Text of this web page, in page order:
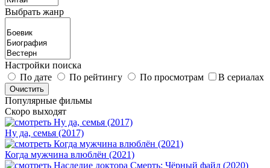
Выбрать жанр
Настройки поиска
По дате
По рейтингу По просмотрам В сериалах
Популярные фильмы
Скоро выходят
Ну да, семья (2017)
Когда мужчина влюблён (2021)